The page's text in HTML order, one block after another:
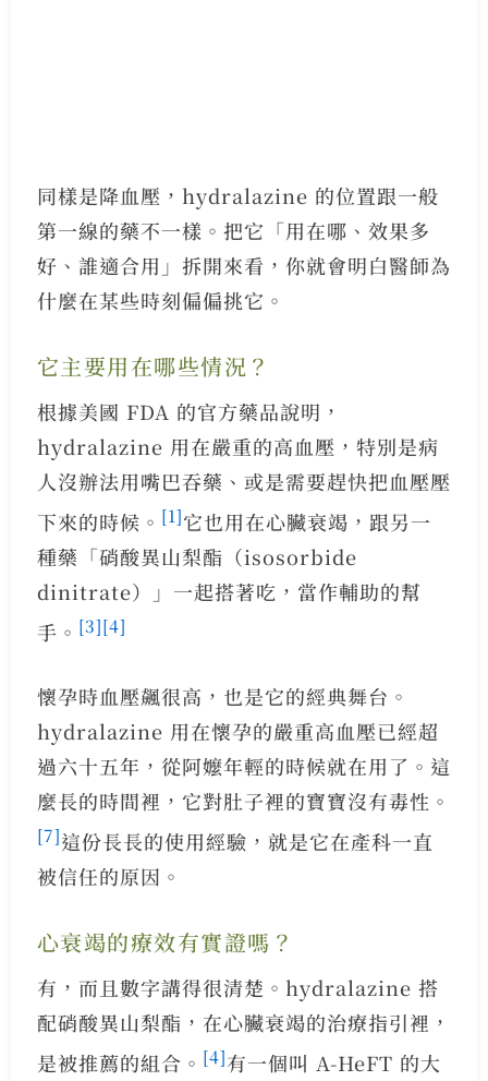
同樣是降血壓，hydralazine 的位置跟一般
第一線的藥不一樣。把它「用在哪、效果多
好、誰適合用」拆開來看，你就會明白醫師為
什麼在某些時刻偏偏挑它。
它主要用在哪些情況？
根據美國 FDA 的官方藥品說明，
hydralazine 用在嚴重的高血壓，特別是病
人沒辦法用嘴巴吞藥、或是需要趕快把血壓壓
下來的時候。 [1]它也用在心臟衰竭，跟另一
種藥「硝酸異山梨酯（isosorbide
dinitrate）」一起搭著吃，當作輔助的幫
手。 [3][4]
懷孕時血壓飆很高，也是它的經典舞台。
hydralazine 用在懷孕的嚴重高血壓已經超
過六十五年，從阿嬤年輕的時候就在用了。這
麼長的時間裡，它對肚子裡的寶寶沒有毒性。
[7]這份長長的使用經驗，就是它在產科一直
被信任的原因。
心衰竭的療效有實證嗎？
有，而且數字講得很清楚。hydralazine 搭
配硝酸異山梨酯，在心臟衰竭的治療指引裡，
是被推薦的組合。 [4]有一個叫 A-HeFT 的大